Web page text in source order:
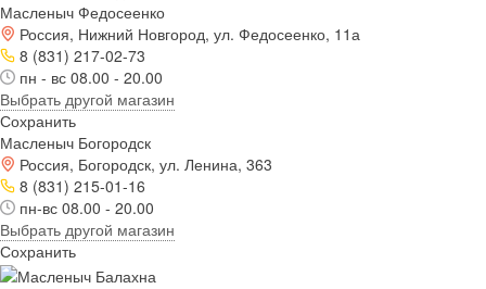
Масленыч Федосеенко
Россия, Нижний Новгород, ул. Федосеенко, 11а
8 (831) 217-02-73
пн - вс 08.00 - 20.00
Выбрать другой магазин
Сохранить
Масленыч Богородск
Россия, Богородск, ул. Ленина, 363
8 (831) 215-01-16
пн-вс 08.00 - 20.00
Выбрать другой магазин
Сохранить